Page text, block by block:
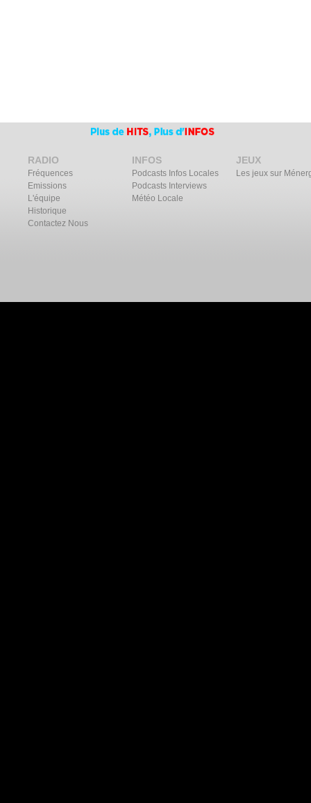
RADIO
Fréquences
Emissions
L'équipe
Historique
Contactez Nous
INFOS
Podcasts Infos Locales
Podcasts Interviews
Météo Locale
JEUX
Les jeux sur